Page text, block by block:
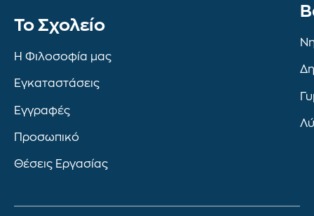
To Σχολείο
Η Φιλοσοφία μας
Εγκαταστάσεις
Εγγραφές
Προσωπικό
Θέσεις Εργασίας